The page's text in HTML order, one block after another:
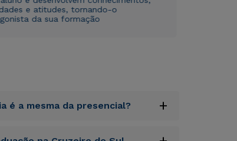
e atitudes, tornando-o
da sua formação
é a mesma da presencial? +
envio de conteúdos da Cruzeiro do Sul.
envio de conteúdos da Cruzeiro do Sul.